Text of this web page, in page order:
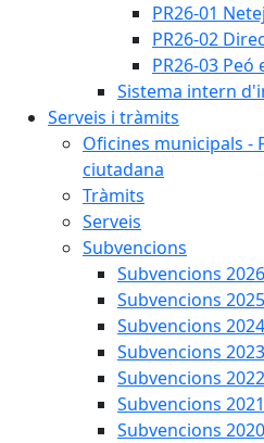
PR26-01
PR26-02
PR26-03
Sistema intern
Serveis i tràmits
Oficines municipals -
ciutadana
Tràmits
Serveis
Subvencions
Subvencions 2026
Subvencions 2025
Subvencions 2024
Subvencions 2023
Subvencions 2022
Subvencions 2021
Subvencions 2020